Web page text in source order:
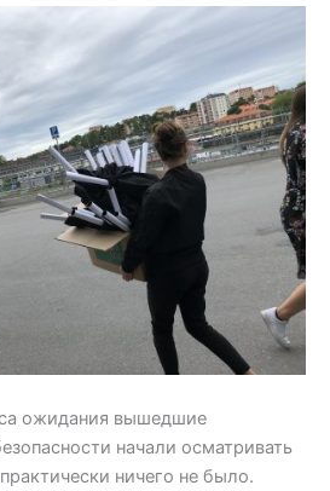
ожидания вышедшие
начали осматривать
ничего не было.